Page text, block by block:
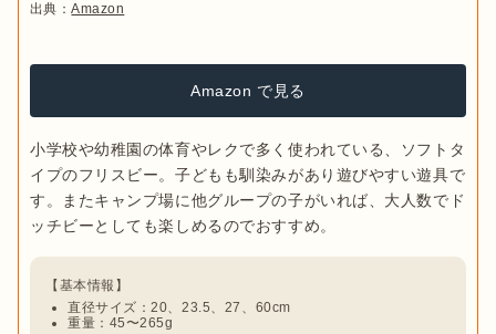
出典：Amazon
Amazon で見る
小学校や幼稚園の体育やレクで多く使われている、ソフトタ
イプのフリスビー。子どもも馴染みがあり遊びやすい遊具で
す。またキャンプ場に他グループの子がいれば、大人数でド
直径サイズ：20、23.5、27、60cm
重量：45〜265g